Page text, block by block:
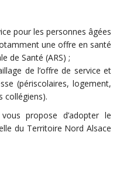
pour les personnes âgées
une offre en santé
de Santé (ARS) ;
de l’offre de service et
(périscolaires, logement,
collégiens).
propose d’adopter le
du Territoire Nord Alsace